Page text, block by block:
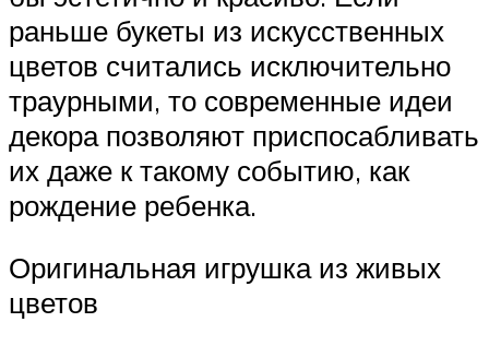
раньше букеты из искусственных
цветов считались исключительно
траурными, то современные идеи
декора позволяют приспосабливать
их даже к такому событию, как
рождение ребенка.
Оригинальная игрушка из живых
цветов